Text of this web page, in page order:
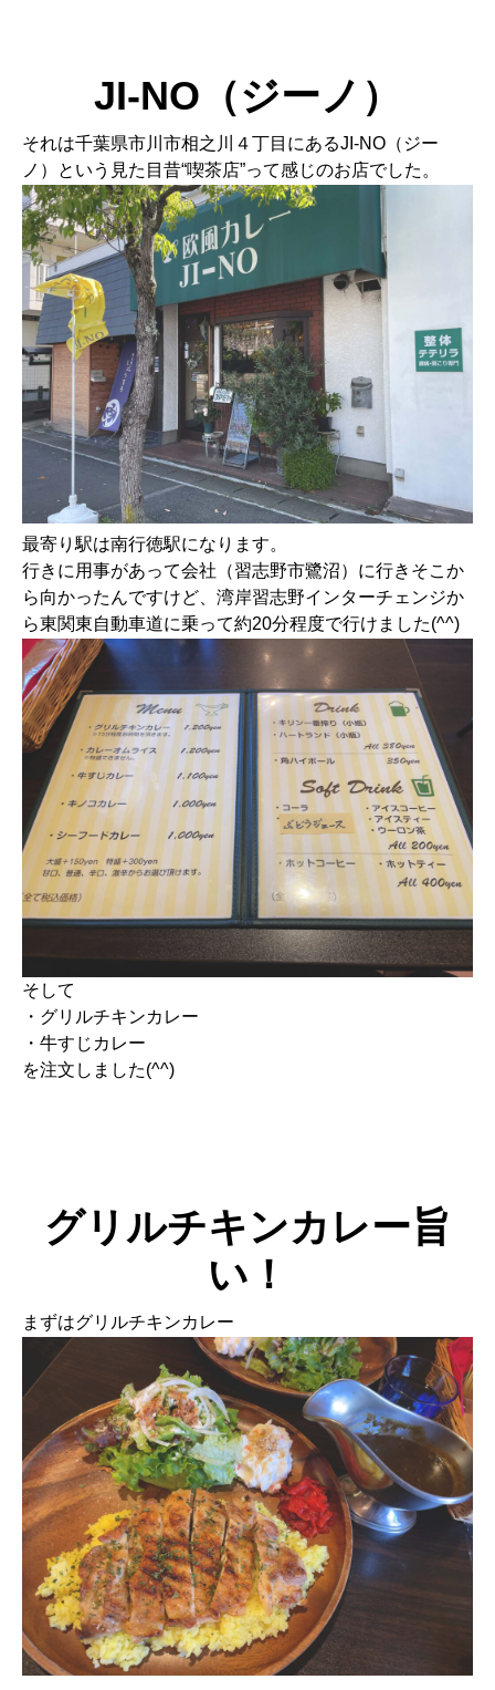
JI-NO（ジーノ）
それは千葉県市川市相之川４丁目にあるJI-NO（ジー
ノ）という見た目昔“喫茶店”って感じのお店でした。
最寄り駅は南行徳駅になります。
行きに用事があって会社（習志野市鷺沼）に行きそこか
ら向かったんですけど、湾岸習志野インターチェンジか
ら東関東自動車道に乗って約20分程度で行けました(^^)
そして
・グリルチキンカレー
・牛すじカレー
を注文しました(^^)
グリルチキンカレー旨
い！
まずはグリルチキンカレー